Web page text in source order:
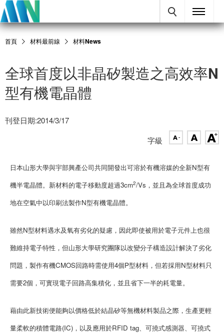
首頁 材料最前線 材料News
全球首度以非晶矽製造之高效率N
型有機電晶體
刊登日期:2014/3/17
字級
日本山形大學與宇部興產公司共同開發出可溶於有機溶媒的全新N型有
機半電晶體。新材料的電子移動度超過3cm2/Vs，並且為全球首度成功
地在空氣中以印刷法製作N型有機電晶體。
雖然N型材料遇水及氧有劣化的疑慮，因此即使被用於電子元件上也很
難維持電子特性，但山形大學研究團隊以改變分子構造設計解決了劣化
問題，製作有機CMOS回路時需使用4個P型材料，但若採用N型材料只
需要2個，可實現電子回路高集積化，並且省下一半的耗電量。
藉由此新技術便能夠以價格低於結晶矽等無機材料製品之際，生產更輕
量柔軟的積體電路(IC)，以及應用於RFID tag、可撓式感測器、可撓式